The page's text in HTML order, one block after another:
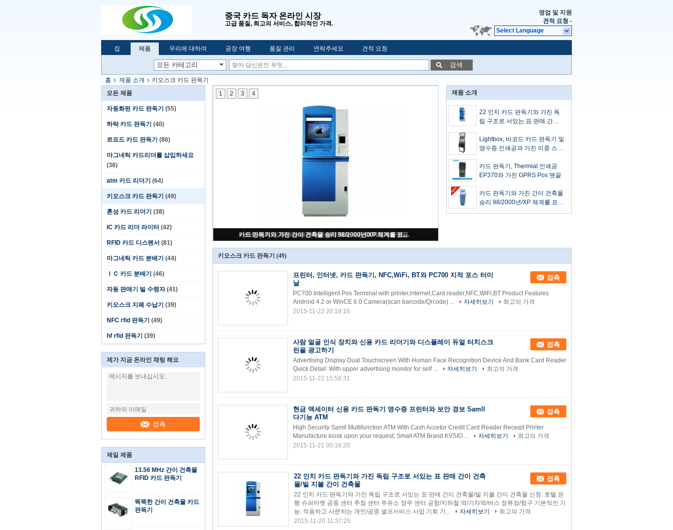
중국 카드 독자 온라인 시장
고급 품질, 최고의 서비스, 합리적인 가격.
영업 및 지원
견적 요청 -
Select Language
집 제품 우리에 대하여 공장 여행 품질 관리 연락주세요 견적 요청
검색
홈 제품 소개
키오스크 카드 판독기
모든 제품
자동화된 카드 판독기 (55)
하락 카드 판독기 (40)
르프드 카드 판독기 (86)
마그네틱 카드리더를 삽입하세요
(36)
atm 카드 리더기 (64)
키오스크 카드 판독기 (49)
혼성 카드 리더기 (38)
IC 카드 리더 라이터 (42)
RFID 카드 디스펜서 (81)
마그네틱 카드 분배기 (44)
ＩＣ 카드 분배기 (46)
자동 판매기 빌 수령자 (41)
키오스크 지폐 수납기 (39)
NFC rfid 판독기 (49)
hf rfid 판독기 (39)
제가 지금 온라인 채팅 해요
접촉
제일 제품
13.56 MHz 간이 건축물
RFID 카드 판독기
똑똑한 간이 건축물 카드
판독기
22 인치 카드 판독기와 가진 독립 구조로 서있는 표 판매 간이 건축물/빌 지불 간이 건축물
1 2 3 4 제품 소개
22 인치 카드 판독기와 가진 독
립 구조로 서있는 표 판매 간이
Lightbox, 바코드 카드 판독기 및
영수증 인쇄공과 가진 이중 스크
카드 판독기, Thermial 인쇄공
EP370와 가진 GPRS Pos 맨끝
카드 판독기와 가진 간이 건축물
승리 98/2000년/XP 체계를 표를
키오스크 카드 판독기 (49)
프린터, 인터넷, 카드 판독기, NFC,WiFi, BT와 PC700 지적 포스 터미
날
접촉
PC700 Intelligent Pos Terminal with printer,internet,Card reader,NFC,WiFi,BT Product Features
Android 4.2 or WinCE 6.0 Camera(scan barcode/Qrcode) ...
자세히보기
최고의 가격
2015-11-22 20:19:16
사람 얼굴 인식 장치와 신용 카드 리더기와 디스플레이 듀얼 터치스크
린을 광고하기
접촉
Advertising Display Dual Touchscreen With Human Face Recognition Device And Bank Card Reader
Quick Detail: With upper advertising monitor for self ...
자세히보기
최고의 가격
2015-11-22 15:58:31
현금 액세이터 신용 카드 판독기 영수증 프린터와 보안 경보 Samll
다기능 ATM
접촉
High Security Samll Multifunction ATM With Cash Accetor Credit Card Reader Receipt Printer
Manufacture kiosk upon your request; Small ATM Brand KVSIO ...
자세히보기
최고의 가격
2015-11-21 00:16:20
22 인치 카드 판독기와 가진 독립 구조로 서있는 표 판매 간이 건축
물/빌 지불 간이 건축물
접촉
22 인치 카드 판독기와 가진 독립 구조로 서있는 표 판매 간이 건축물/빌 지불 간이 건축물 신청: 호텔 은
행 슈퍼마켓 공중 센터 추첨 센터 주유소 정무 센터 공항/지하철 역/기차역/버스 정류장/항구 기본적인 기
능: 적용하고 사문하는 개인/공중 셀프서비스 사업 기회 기...
자세히보기
최고의 가격
2015-11-20 11:37:25